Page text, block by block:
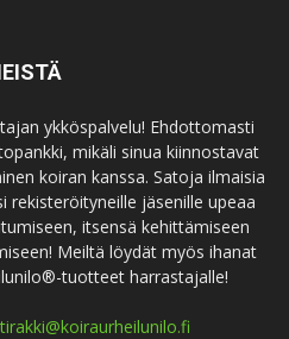
ykköspalvelu! Ehdottomasti
mikäli sinua kiinnostavat
koiran kanssa. Satoja ilmaisia
rekisteröityneille jäsenille upeaa
itsensä kehittämiseen
Meiltä löydät myös ihanat
tuotteet harrastajalle!